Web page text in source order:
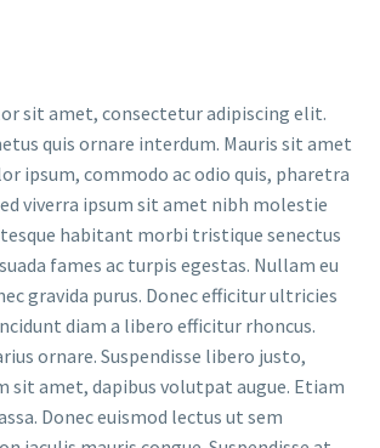
sit amet, consectetur adipiscing elit.
quis ornare interdum. Mauris sit amet
ipsum, commodo ac odio quis, pharetra
viverra ipsum sit amet nibh molestie
habitant morbi tristique senectus
fames ac turpis egestas. Nullam eu
gravida purus. Donec efficitur ultricies
diam a libero efficitur rhoncus.
ornare. Suspendisse libero justo,
sit amet, dapibus volutpat augue. Etiam
Donec euismod lectus ut sem